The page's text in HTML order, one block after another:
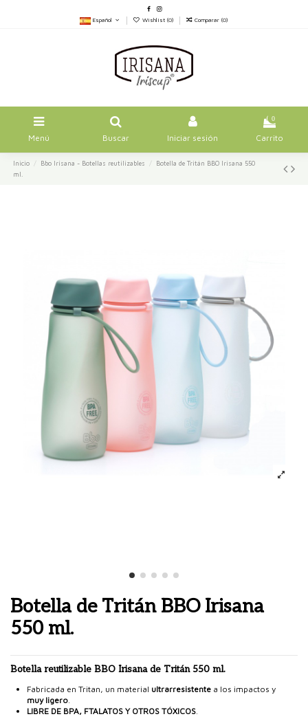
Español Wishlist (0) Comparar (0)
Menú Buscar Iniciar sesión
0
Carrito
Inicio Bbo Irisana - Botellas reutilizables
Botella de Tritán BBO Irisana 550
ml.
Botella de Tritán BBO Irisana
550 ml.
Botella reutilizable BBO Irisana de Tritán 550 ml.
Fabricada en Tritan, un material ultrarresistente a los impactos y
muy ligero.
LIBRE DE BPA, FTALATOS Y OTROS TÓXICOS.